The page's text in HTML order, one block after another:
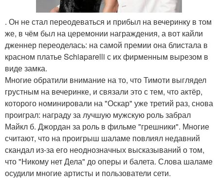
. Он не стал переодеваться и прибыл на вечеринку в том
же, в чём был на церемонии награждения, а вот кайли
дженнер переоделась: на самой премии она блистала в
красном платье Schiaparelli с их фирменным вырезом в
виде замка.
Многие обратили внимание на то, что Тимоти выглядел
грустным на вечеринке, и связали это с тем, что актёр,
которого номинировали на "Оскар" уже третий раз, снова
проиграл: награду за лучшую мужскую роль забрал
Майкл б. Джордан за роль в фильме "грешники". Многие
считают, что на проигрыш шаламе повлиял недавний
скандал из-за его неоднозначных высказываний о том,
что "Никому нет Дела" до оперы и балета. Слова шаламе
осудили многие артисты и пользователи сети.